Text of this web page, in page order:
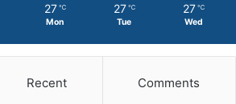
27 ℃
Mon
27 ℃
Tue
27 ℃
Wed
Recent Comments